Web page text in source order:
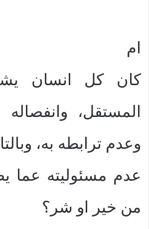
ام
كان كل انسان
المستقل،
وعدم ترابطه به،
عدم مسئوليته عما
من خير او شر؟